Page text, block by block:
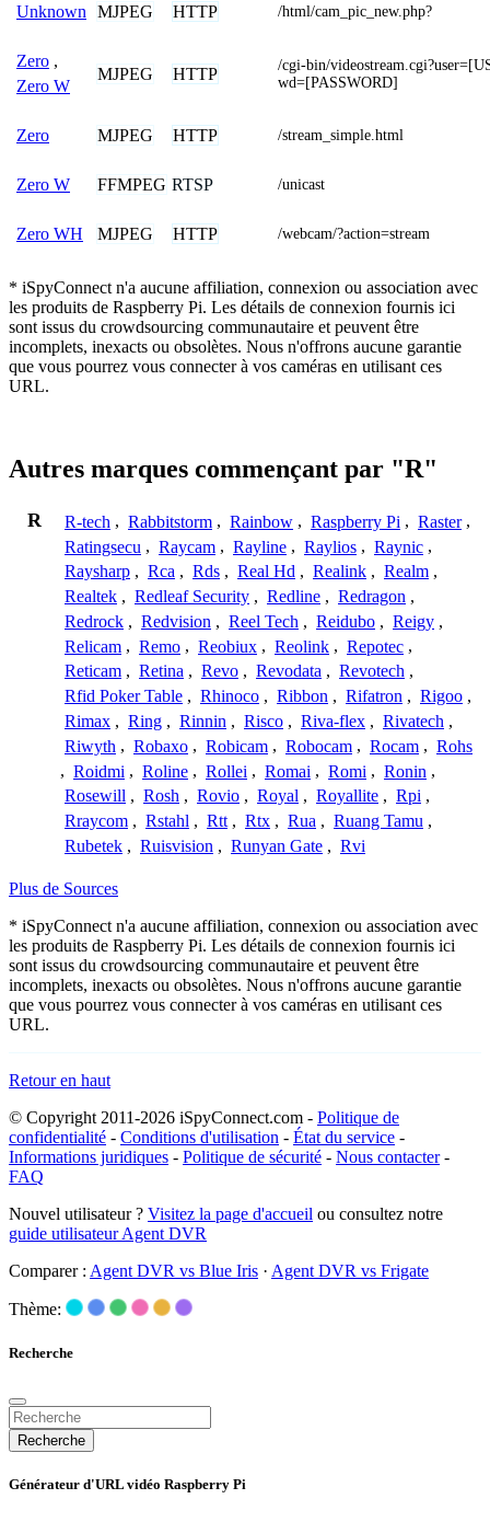
Unknown MJPEG HTTP /html/cam_pic_new.php?
Zero ,
Zero W
MJPEG HTTP
/cgi-bin/
wd=[PASSWORD]
Zero MJPEG HTTP /stream_simple.html
Zero W FFMPEG RTSP /unicast
Zero WH MJPEG HTTP /webcam/?action=stream
* iSpyConnect n'a aucune affiliation, connexion ou association avec
les produits de Raspberry Pi. Les détails de connexion fournis ici
sont issus du crowdsourcing communautaire et peuvent être
incomplets, inexacts ou obsolètes. Nous n'offrons aucune garantie
que vous pourrez vous connecter à vos caméras en utilisant ces
URL.
Autres marques commençant par "R"
R R-tech , Rabbitstorm , Rainbow , Raspberry Pi , Raster ,
Ratingsecu , Raycam , Rayline , Raylios , Raynic ,
Raysharp , Rca , Rds , Real Hd , Realink , Realm ,
Realtek , Redleaf Security , Redline , Redragon ,
Redrock , Redvision , Reel Tech , Reidubo , Reigy ,
Relicam , Remo , Reobiux , Reolink , Repotec ,
Reticam , Retina , Revo , Revodata , Revotech ,
Rfid Poker Table , Rhinoco , Ribbon , Rifatron , Rigoo ,
Rimax , Ring , Rinnin , Risco , Riva-flex , Rivatech ,
Riwyth , Robaxo , Robicam , Robocam , Rocam , Rohs
, Roidmi , Roline , Rollei , Romai , Romi , Ronin ,
Rosewill , Rosh , Rovio , Royal , Royallite , Rpi ,
Rraycom , Rstahl , Rtt , Rtx , Rua , Ruang Tamu ,
Rubetek , Ruisvision , Runyan Gate , Rvi
Plus de Sources
* iSpyConnect n'a aucune affiliation, connexion ou association avec
les produits de Raspberry Pi. Les détails de connexion fournis ici
sont issus du crowdsourcing communautaire et peuvent être
incomplets, inexacts ou obsolètes. Nous n'offrons aucune garantie
que vous pourrez vous connecter à vos caméras en utilisant ces
URL.
Retour en haut
© Copyright 2011-2026 iSpyConnect.com - Politique de
confidentialité - Conditions d'utilisation - État du service -
Informations juridiques - Politique de sécurité - Nous contacter-
FAQ
Nouvel utilisateur ? Visitez la page d'accueil ou consultez notre
guide utilisateur Agent DVR
Comparer : Agent DVR vs Blue Iris · Agent DVR vs Frigate
Thème:
Recherche
Recherche
Générateur d'URL vidéo Raspberry Pi